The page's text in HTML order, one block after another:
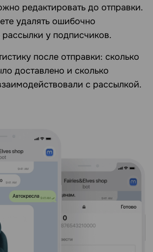
редактировать до отправки.
удалять ошибочно
у подписчиков.
после отправки: сколько
доставлено и сколько
с рассылкой.